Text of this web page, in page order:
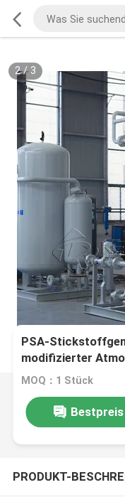
2/3
PSA-
modifizierter
MOQ：1 Stück
Bestpreis
PRODUKT-